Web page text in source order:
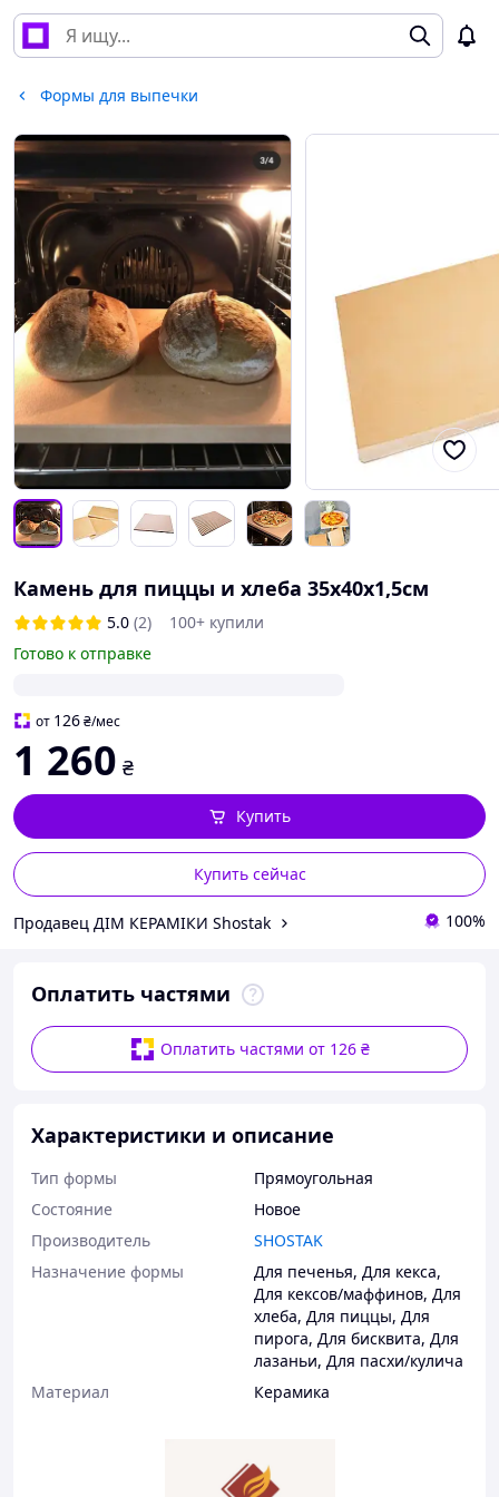
Формы для выпечки
Камень для пиццы и хлеба 35х40х1,5см
5.0 (2)
100+ купили
Готово к отправке
от 126₴/мес
1 260 ₴
Купить сейчас
Купить
Продавец ДІМ КЕРАМІКИ Shostak 100%
Оплатить частями
Оплатить частями от 126 ₴
Характеристики и описание
Тип формы
Прямоугольная
Состояние
Новое
Производитель
SHOSTAK
Назначение формы
Для печенья, Для кекса,
Для кексов/маффинов, Для
хлеба, Для пиццы, Для
пирога, Для бисквита, Для
лазаньи, Для пасхи/кулича
Материал
Керамика